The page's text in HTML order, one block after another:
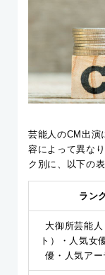
芸能人のCM出演
容によって異な
ク別に、以下の
ラン
大御所芸能人
ト）・人気女
優・人気アー